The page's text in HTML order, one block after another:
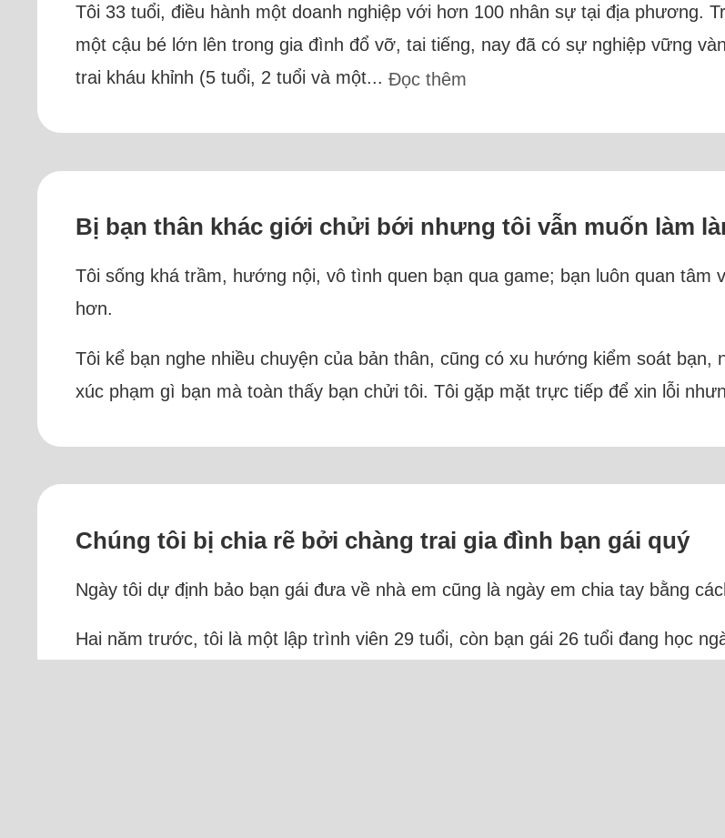
Tôi 33 tuổi, điều hành một doanh nghiệp với hơn 100 nhân sự tại địa phương.
một cậu bé lớn lên trong gia đình đổ vỡ, tai tiếng, nay đã có sự nghiệp vững
trai kháu khỉnh (5 tuổi, 2 tuổi và một... Đọc thêm
Bị bạn thân khác giới chửi bới nhưng tôi vẫn muốn làm
Tôi sống khá trầm, hướng nội, vô tình quen bạn qua game; bạn luôn quan tâm
hơn.
Tôi kể bạn nghe nhiều chuyện của bản thân, cũng có xu hướng kiểm soát bạn,
xúc phạm gì bạn mà toàn thấy bạn chửi tôi. Tôi gặp mặt trực tiếp để xin lỗi
Chúng tôi bị chia rẽ bởi chàng trai gia đình bạn gái quý
Ngày tôi dự định bảo bạn gái đưa về nhà em cũng là ngày em chia tay bằng
Hai năm trước, tôi là một lập trình viên 29 tuổi, còn bạn gái 26 tuổi đang học